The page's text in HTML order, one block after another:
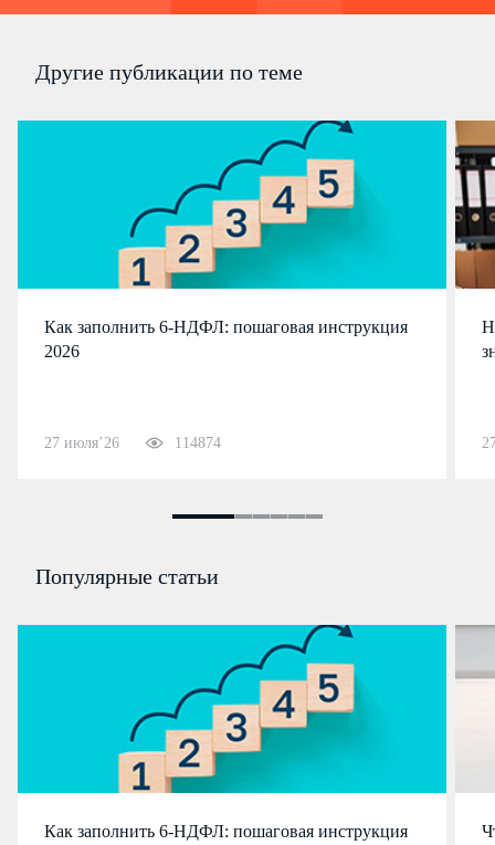
Другие публикации по теме
Как заполнить 6-НДФЛ: пошаговая инструкция
2026
27 июля’26 114874
Популярные статьи
Как заполнить 6-НДФЛ: пошаговая инструкция